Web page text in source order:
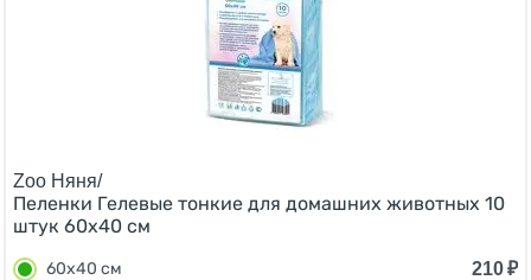
Zoo Няня/
Пеленки Гелевые тонкие для домашних животных 10
штук 60х40 см
60х40 см 210₽